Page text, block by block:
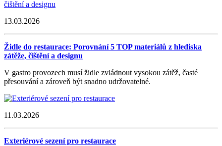
13.03.2026
Židle do restaurace: Porovnání 5 TOP materiálů z hlediska
zátěže, čištění a designu
V gastro provozech musí židle zvládnout vysokou zátěž, časté
přesouvání a zároveň být snadno udržovatelné.
11.03.2026
Exteriérové sezení pro restaurace